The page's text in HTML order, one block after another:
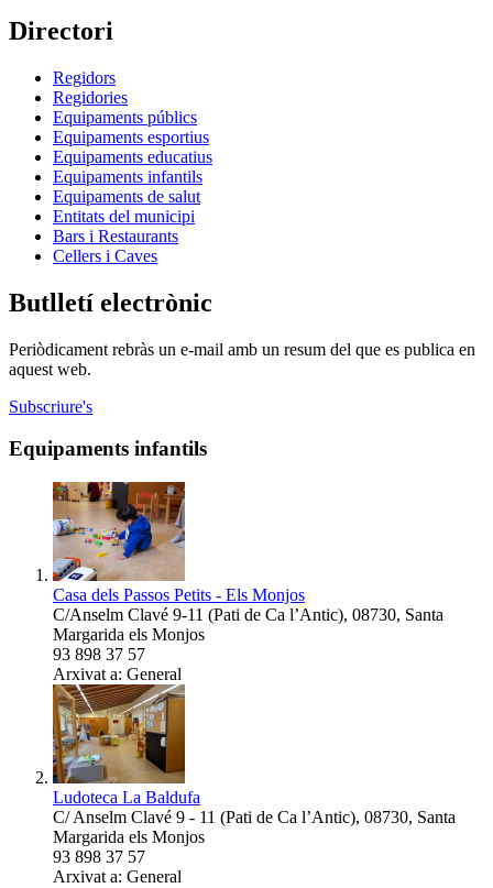
Directori
Regidors
Regidories
Equipaments públics
Equipaments esportius
Equipaments educatius
Equipaments infantils
Equipaments de salut
Entitats del municipi
Bars i Restaurants
Cellers i Caves
Butlletí electrònic
Periòdicament rebràs un e-mail amb un resum del que es publica en
aquest web.
Subscriure's
Equipaments infantils
Casa dels Passos Petits - Els Monjos
C/Anselm Clavé 9-11 (Pati de Ca l’Antic), 08730, Santa
Margarida els Monjos
93 898 37 57
Arxivat a: General
Ludoteca La Baldufa
C/ Anselm Clavé 9 - 11 (Pati de Ca l’Antic), 08730, Santa
Margarida els Monjos
93 898 37 57
Arxivat a: General